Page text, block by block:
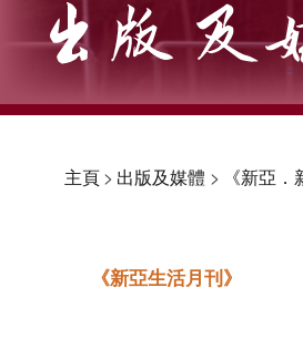
主頁> 出版及媒體 > 《新亞．
《新亞生活月刊》